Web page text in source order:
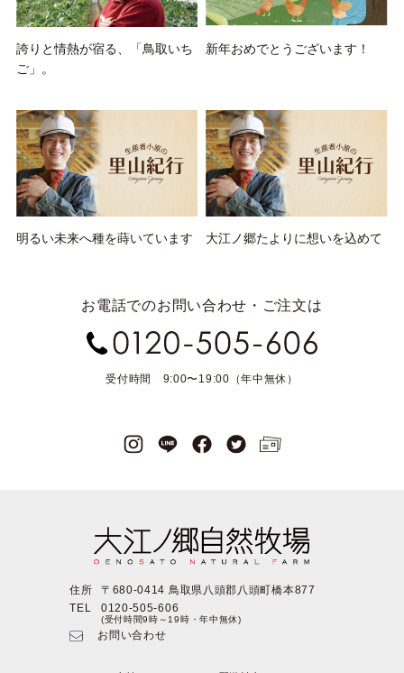
誇りと情熱が宿る、「鳥取いち
ご」。
新年おめでとうございます！
明るい未来へ種を蒔いています 大江ノ郷たよりに想いを込めて
お電話でのお問い合わせ・ご注文は
受付時間 9:00〜19:00（年中無休）
住所
〒680-0414 鳥取県八頭郡八頭町橋本877
TEL
0120-505-606
(受付時間9時～19時・年中無休)
お問い合わせ